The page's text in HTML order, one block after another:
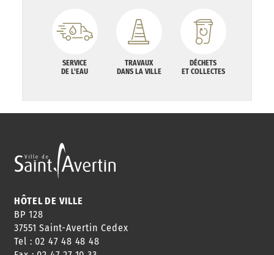
SERVICE
DE L'EAU
TRAVAUX
DANS LA VILLE
DÉCHETS
ET COLLECTES
HÔTEL DE VILLE
BP 128
37551 Saint-Avertin Cedex
Tel : 02 47 48 48 48